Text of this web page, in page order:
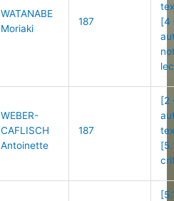
WATANABE
Moriaki
187
[4
WEBER-
CAFLISCH
Antoinette
187
[2